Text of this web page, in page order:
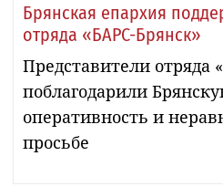
Брянская епархия
отряда «БАРС-Брянск»
Представители отряда
поблагодарили
оперативность и
просьбе